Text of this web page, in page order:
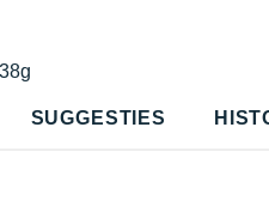
SUGGESTIES